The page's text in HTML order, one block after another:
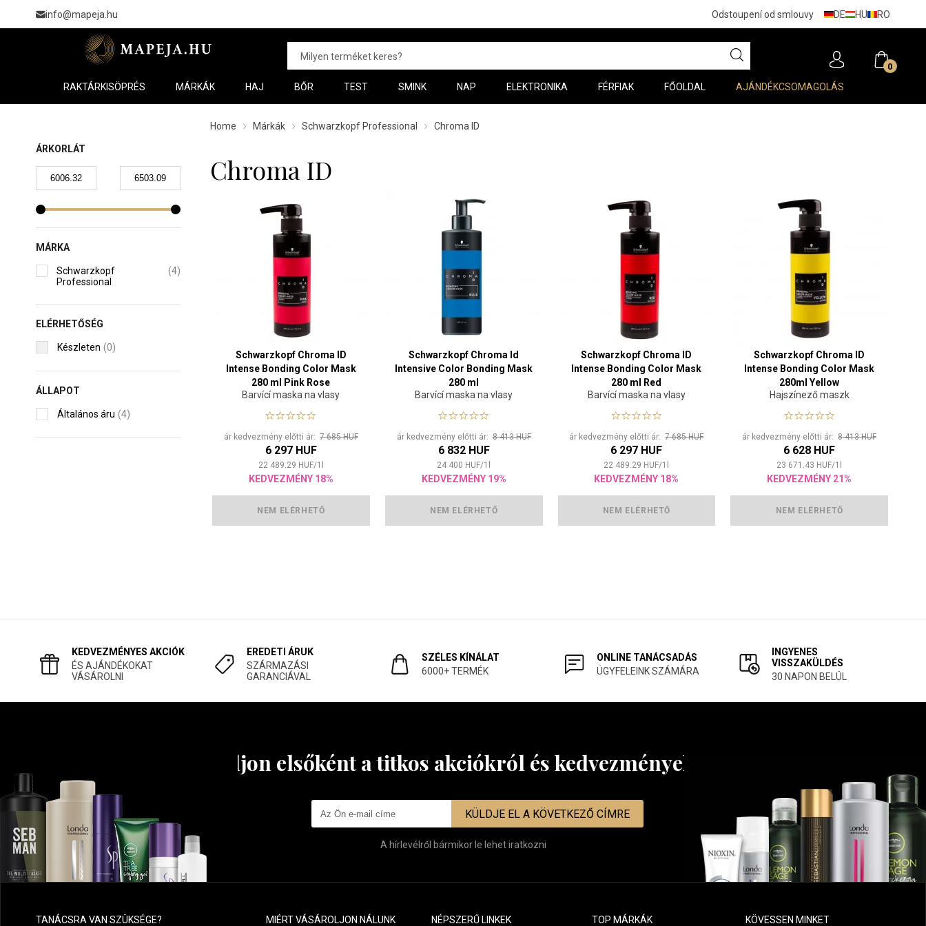
info@mapeja.hu Odstoupení od smlouvy DE HU RO
0
RAKTÁRKISÖPRÉS MÁRKÁK HAJ BŐR TEST SMINK NAP ELEKTRONIKA FÉRFIAK FŐOLDAL AJÁNDÉKCSOMAGOLÁS
ÁRKORLÁT
MÁRKA
Schwarzkopf
Professional
(4)
ELÉRHETŐSÉG
Készleten (0)
ÁLLAPOT
Általános áru (4)
Home Márkák Schwarzkopf Professional Chroma ID
Chroma ID
Schwarzkopf Chroma ID
Intense Bonding Color Mask
280 ml Pink Rose
Barvící maska na vlasy
ár kedvezmény előtti ár: 7 685 HUF
6 297 HUF
22 489.29 HUF/1
KEDVEZMÉNY 18%
NEM ELÉRHETŐ
Schwarzkopf Chroma Id
Intensive Color Bonding Mask
280 ml
Barvící maska na vlasy
ár kedvezmény előtti ár:8 413 HUF
6 832 HUF
24 400 HUF/1
KEDVEZMÉNY 19%
NEM ELÉRHETŐ
Schwarzkopf Chroma ID
Intense Bonding Color Mask
280 ml Red
Barvící maska na vlasy
ár kedvezmény előtti ár:7 685 HUF
6 297 HUF
22 489.29 HUF/1
KEDVEZMÉNY 18%
NEM ELÉRHETŐ
Schwarzkopf Chroma ID
Intense Bonding Color Mask
280ml Yellow
Hajszínező maszk
ár kedvezmény előtti ár:8 413 HUF
6 628 HUF
23 671.43 HUF/1
KEDVEZMÉNY 21%
NEM ELÉRHETŐ
KEDVEZMÉNYES AKCIÓK
ÉS AJÁNDÉKOKAT
VÁSÁROLNI
EREDETI ÁRUK
SZÁRMAZÁSI
GARANCIÁVAL
SZÉLES KÍNÁLAT
6000+ TERMÉK
ONLINE TANÁCSADÁS
ÜGYFELEINK SZÁMÁRA
INGYENES
VISSZAKÜLDÉS
30 NAPON BELÜL
Tudjon elsőként a titkos akciókról és kedvezményekről
KÜLDJE EL A KÖVETKEZŐ CÍMRE
A hírlevélről bármikor le lehet iratkozni
TANÁCSRA VAN SZÜKSÉGE? MIÉRT VÁSÁROLJON NÁLUNK NÉPSZERŰ LINKEK TOP MÁRKÁK KÖVESSEN MINKET